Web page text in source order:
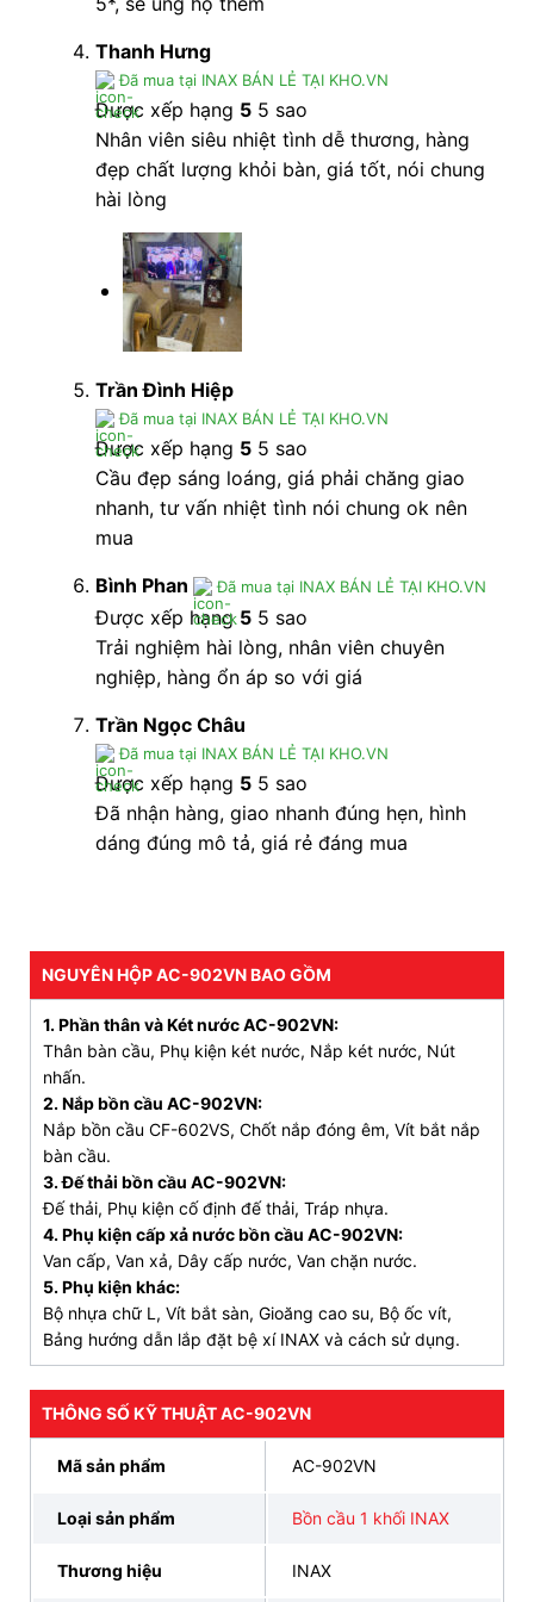
Bồn Cầu INAX AC-902VN (AC902VN) 1 Khối Dòng
(Nguồn: INAX)
>>> Tham khảo thêm sản phẩm: Mua
chính hãngtại Banletaikho
1. Thông tin cơ bản bồn cầu inax ac 902vn loại
Tên sản phẩm: Bồn cầu inax ac 902vn
Mã sản phẩm: AC 902VN
Phân loại:
Kích thước (dài x rộng x cao): 721 x 372 x 680
Thuộc bộ sưu tập S200 của INAX
Một cửa xả xoáy chính (64%), một cửa đẩy trợ
lực (35%)
2 mức xả nhấn 4.5L/3.0L
Men sứ Aqua Ceramic
Nắp đóng êm.
Giá bồn cầu inax ac 902vn
Giá niên yết:10.500.000 vnđ
Giá bán đã bao gồm VAT và vận chuyển TP. HCM
miễn phí:6.828.000 vnđ
anh/chị muốn mua số lượng nhiều hơn 1 bộ thì có
thể liên hệ bộ phận bán hàng để có thể chiết khấu
thêm theo từng đơn hàng cụ thể.
VIDEO bên dưới là tặng Xịt vệ sinh khi mua bồn cầu
inax AC902VN vào tháng 6 và tháng 7 năm 2026
chương trình này mới nhất đặt biệt nhất trong hệ
thống INAX BÁN LẺ TẠI KHO của chúng tôi.
Ngoài ra, bồn cầu inax ac902 còn có thể tháo
nắp hiện tại trong video trên để thay vào đó là
nắp rửa cơ INAX S32VN
nắp rửa điện tử cw
kb22avn.
2. Ưu điểm nổi bật bệt ac 902 liền khối nắp
Thanh Hưng
Đã mua tại INAX BÁN LẺ TẠI KHO.VN
Được xếp hạng 55 sao
Nhân viên siêu nhiệt tình dễ thương, hàng
đẹp chất lượng khỏi bàn, giá tốt, nói chung
hài lòng
Trần Đình Hiệp
Đã mua tại INAX BÁN LẺ TẠI KHO.VN
Được xếp hạng 55 sao
Cầu đẹp sáng loáng, giá phải chăng giao
nhanh, tư vấn nhiệt tình nói chung ok nên
mua
Bình Phan
Đã mua tại INAX BÁN LẺ TẠI KHO.VN
Được xếp hạng55 sao
Trải nghiệm hài lòng, nhân viên chuyên
nghiệp, hàng ổn áp so với giá
Trần Ngọc Châu
Đã mua tại INAX BÁN LẺ TẠI KHO.VN
Được xếp hạng 55 sao
Đã nhận hàng, giao nhanh đúng hẹn, hình
dáng đúng mô tả, giá rẻ đáng mua
NGUYÊN HỘP AC-902VN BAO GỒM
1. Phần thân và Két nước AC-902VN:
Thân bàn cầu, Phụ kiện két nước, Nắp két nước, Nút
nhấn.
2. Nắp bồn cầu AC-902VN:
Nắp bồn cầu CF-602VS, Chốt nắp đóng êm, Vít bắt nắp
bàn cầu.
3. Đế thải bồn cầu AC-902VN:
Đế thải, Phụ kiện cố định đế thải, Tráp nhựa.
4. Phụ kiện cấp xả nước bồn cầu AC-902VN:
Van cấp, Van xả, Dây cấp nước, Van chặn nước.
5. Phụ kiện khác:
Bộ nhựa chữ L, Vít bắt sàn, Gioăng cao su, Bộ ốc vít,
Bảng hướng dẫn lắp đặt bệ xí INAX và cách sử dụng.
THÔNG SỐ KỸ THUẬT AC-902VN
Mã sản phẩm AC-902VN
Loại sản phẩm Bồn cầu 1 khối INAX
Thương hiệu INAX